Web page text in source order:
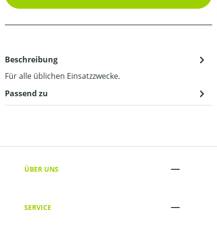
Beschreibung
Für alle üblichen Einsatzzwecke.
Passend zu
ÜBER UNS
SERVICE